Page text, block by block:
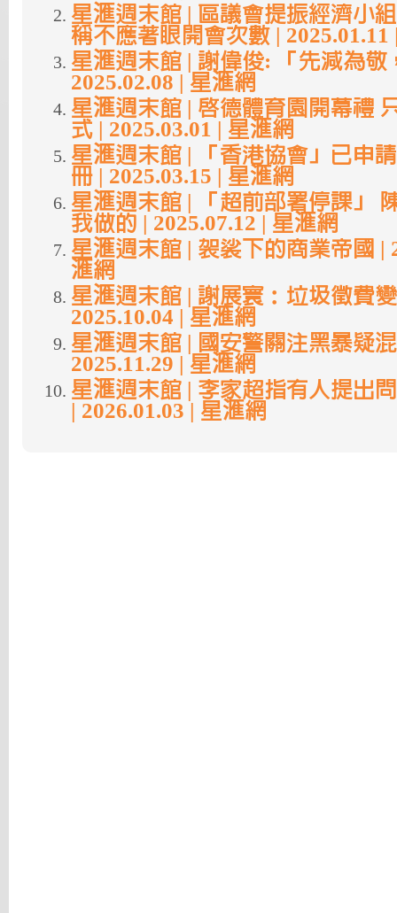
星滙週末館 | 區議會提振經濟小
稱不應著眼開會次數 | 2025.01.11
星滙週末館 | 謝偉俊: 「先減為敬
2025.02.08 | 星滙網
星滙週末館 | 啟德體育園開幕禮
式 | 2025.03.01 | 星滙網
星滙週末館 | 「香港協會」已申
冊 | 2025.03.15 | 星滙網
星滙週末館 | 「超前部署停課」
我做的 | 2025.07.12 | 星滙網
星滙週末館 | 袈裟下的商業帝國 |
滙網
星滙週末館 | 謝展寰：垃圾徵費
2025.10.04 | 星滙網
星滙週末館 | 國安警關注黑暴疑
2025.11.29 | 星滙網
星滙週末館 | 李家超指有人提出
| 2026.01.03 | 星滙網